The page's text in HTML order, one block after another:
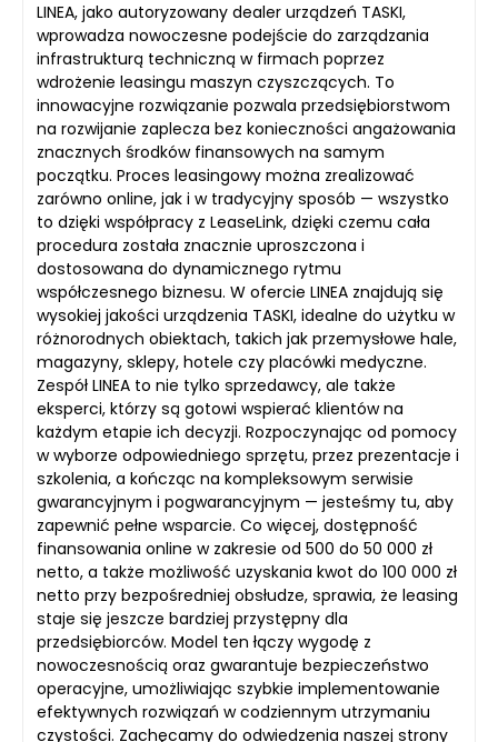
LINEA, jako autoryzowany dealer urządzeń TASKI,
wprowadza nowoczesne podejście do zarządzania
infrastrukturą techniczną w firmach poprzez
wdrożenie leasingu maszyn czyszczących. To
innowacyjne rozwiązanie pozwala przedsiębiorstwom
na rozwijanie zaplecza bez konieczności angażowania
znacznych środków finansowych na samym
początku. Proces leasingowy można zrealizować
zarówno online, jak i w tradycyjny sposób — wszystko
to dzięki współpracy z LeaseLink, dzięki czemu cała
procedura została znacznie uproszczona i
dostosowana do dynamicznego rytmu
współczesnego biznesu. W ofercie LINEA znajdują się
wysokiej jakości urządzenia TASKI, idealne do użytku w
różnorodnych obiektach, takich jak przemysłowe hale,
magazyny, sklepy, hotele czy placówki medyczne.
Zespół LINEA to nie tylko sprzedawcy, ale także
eksperci, którzy są gotowi wspierać klientów na
każdym etapie ich decyzji. Rozpoczynając od pomocy
w wyborze odpowiedniego sprzętu, przez prezentacje i
szkolenia, a kończąc na kompleksowym serwisie
gwarancyjnym i pogwarancyjnym — jesteśmy tu, aby
zapewnić pełne wsparcie. Co więcej, dostępność
finansowania online w zakresie od 500 do 50 000 zł
netto, a także możliwość uzyskania kwot do 100 000 zł
netto przy bezpośredniej obsłudze, sprawia, że leasing
staje się jeszcze bardziej przystępny dla
przedsiębiorców. Model ten łączy wygodę z
nowoczesnością oraz gwarantuje bezpieczeństwo
operacyjne, umożliwiając szybkie implementowanie
efektywnych rozwiązań w codziennym utrzymaniu
czystości. Zachęcamy do odwiedzenia naszej strony